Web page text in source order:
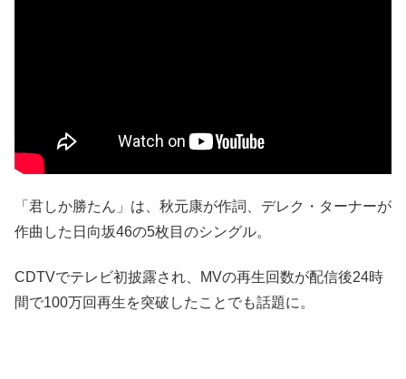
「君しか勝たん」は、秋元康が作詞、デレク・ターナーが
作曲した日向坂46の5枚目のシングル。
CDTVでテレビ初披露され、MVの再生回数が配信後24時
間で100万回再生を突破したことでも話題に。